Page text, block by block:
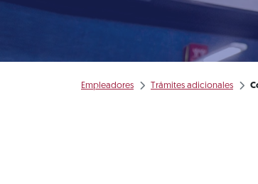
Empleadores Trámites adicionales